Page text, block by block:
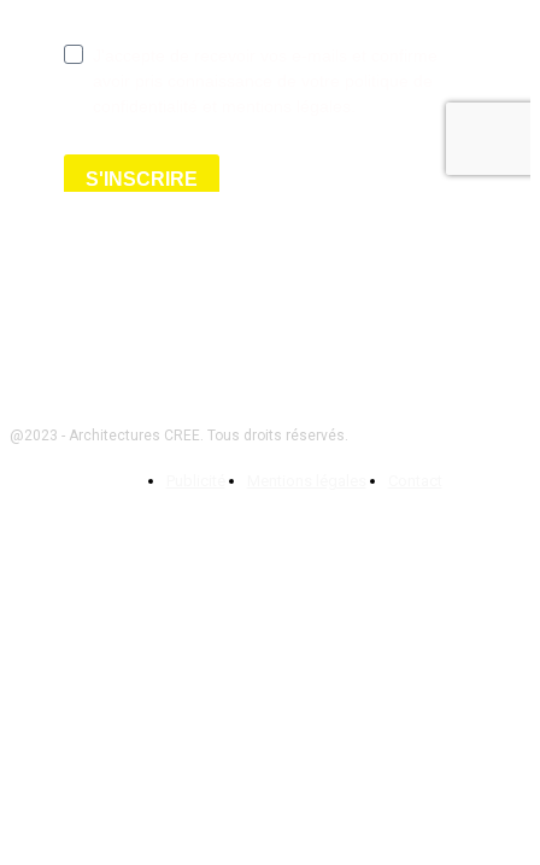
@2023 - Architectures CREE. Tous droits réservés.